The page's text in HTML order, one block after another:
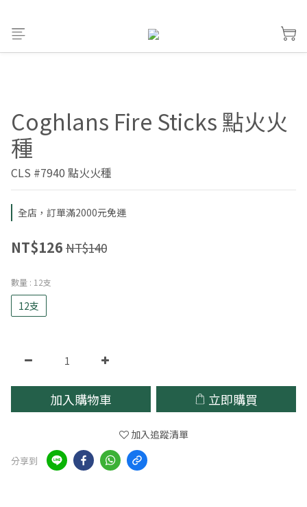
Coghlans Fire Sticks 點火火
種
CLS #7940 點火火種
全店，訂單滿2000元免運
NT$126 NT$140
數量 : 12支
12支
加入購物車 立即購買
加入追蹤清單
分享到